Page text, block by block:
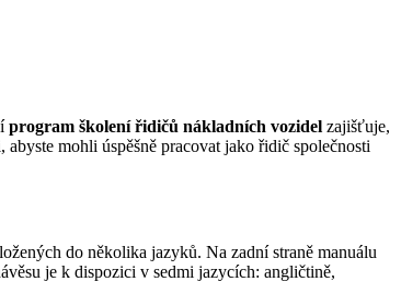
program školení řidičů nákladních vozidel zajišťuje,
mohli úspěšně pracovat jako řidič společnosti
do několika jazyků. Na zadní straně manuálu
je k dispozici v sedmi jazycích: angličtině,